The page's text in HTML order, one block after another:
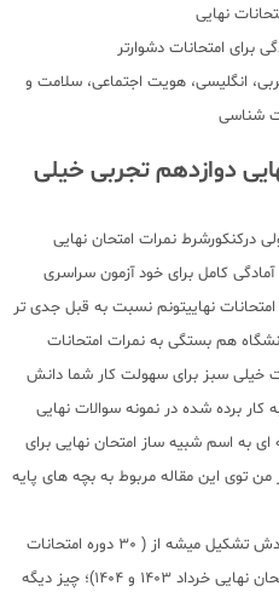
انگلیسی، هویت اجتماعی، سلامت و
شناسی
دوازدهم تجربی خیلی
درکنکورشرط نمرات امتحان نهایی
کامل برای خود آزمون سراسری
امتحانات نهاییتونم نسبت به قبل جدی تر
هم بستگی به نمرات امتحانات
خیلی سبز برای سهولت کار شما دانش
کار برده شده در نمونه سوالات نهایی
به اسم شبیه ساز امتحان نهایی برای
توی این مقاله مربوط به بچه های پایه
خب این پک متشکل از 70 آزمونه که خودش تشکیل میشه از ( 30 دوره امتحانات
شبیه ساز، 10 دوره چالشی و 30 دوره امتحان نهایی خرداد 1403 و 1404)؛ چیز دیگه